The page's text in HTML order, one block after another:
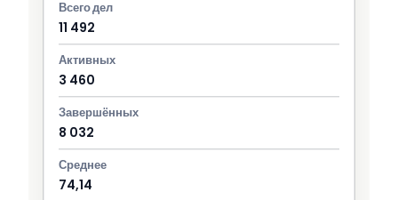
11 492
3 460
8 032
74,14